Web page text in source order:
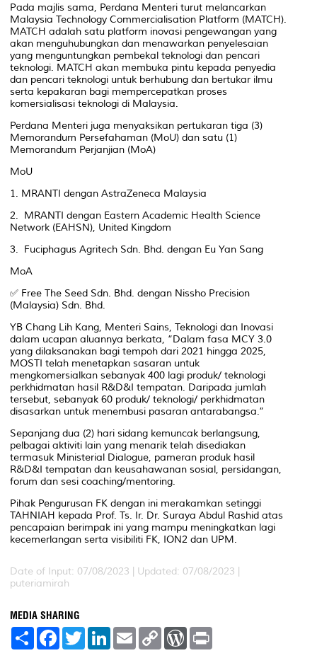
Pada majlis sama, Perdana Menteri turut melancarkan
Malaysia Technology Commercialisation Platform (MATCH).
MATCH adalah satu platform inovasi pengewangan yang
akan menguhubungkan dan menawarkan penyelesaian
yang menguntungkan pembekal teknologi dan pencari
teknologi. MATCH akan membuka pintu kepada penyedia
dan pencari teknologi untuk berhubung dan bertukar ilmu
serta kepakaran bagi mempercepatkan proses
komersialisasi teknologi di Malaysia.
Perdana Menteri juga menyaksikan pertukaran tiga (3)
Memorandum Persefahaman (MoU) dan satu (1)
Memorandum Perjanjian (MoA)
MoU
1. MRANTI dengan AstraZeneca Malaysia
2. MRANTI dengan Eastern Academic Health Science
Network (EAHSN), United Kingdom
3. Fuciphagus Agritech Sdn. Bhd. dengan Eu Yan Sang
MoA
✅ Free The Seed Sdn. Bhd. dengan Nissho Precision
(Malaysia) Sdn. Bhd.
YB Chang Lih Kang, Menteri Sains, Teknologi dan Inovasi
dalam ucapan aluannya berkata, “Dalam fasa MCY 3.0
yang dilaksanakan bagi tempoh dari 2021 hingga 2025,
MOSTI telah menetapkan sasaran untuk
mengkomersialkan sebanyak 400 lagi produk/ teknologi
perkhidmatan hasil R&D&I tempatan. Daripada jumlah
tersebut, sebanyak 60 produk/ teknologi/ perkhidmatan
disasarkan untuk menembusi pasaran antarabangsa.”
Sepanjang dua (2) hari sidang kemuncak berlangsung,
pelbagai aktiviti lain yang menarik telah disediakan
termasuk Ministerial Dialogue, pameran produk hasil
R&D&I tempatan dan keusahawanan sosial, persidangan,
forum dan sesi coaching/mentoring.
Pihak Pengurusan FK dengan ini merakamkan setinggi
TAHNIAH kepada Prof. Ts. Ir. Dr. Suraya Abdul Rashid atas
pencapaian berimpak ini yang mampu meningkatkan lagi
kecemerlangan serta visibiliti FK, ION2 dan UPM.
Date of Input: 07/08/2023 | Updated: 07/08/2023 |
puteriamirah
MEDIA SHARING
S
F
a
T
w
L
E
m
C
W